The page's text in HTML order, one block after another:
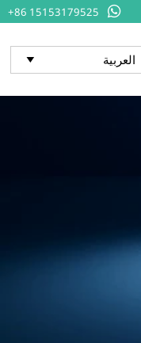

+86 15153179525
العربية 